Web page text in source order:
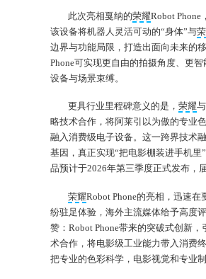
此次亮相戛纳的荣耀Robot Phone
该设备将机器人灵活可动的“身体”与
边界与功能局限，打造出面向未来的
Phone可实现更自由的拍摄角度、更
设备与场景束缚。
更具行业里程碑意义的是，荣耀
略技术合作，将阿莱引以为傲的专业
融入消费级电子设备。这一跨界技术
基因，真正实现“把电影棚装进手机
品预计于2026年第三季度正式发布，
荣耀Robot Phone的亮相，迅速
纷驻足体验，海外主流媒体给予高度
赞：Robot Phone带来的突破式创新
术合作，将电影级工业能力带入消费
把专业的色彩科学，电影视觉和专业